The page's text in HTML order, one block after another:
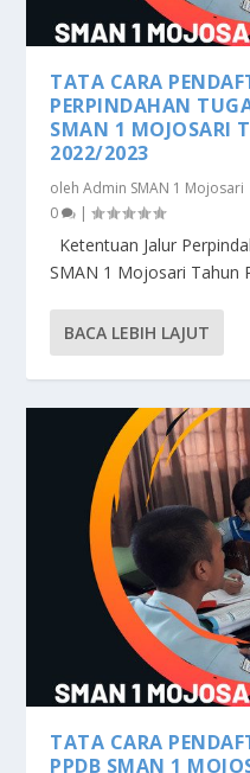
TATA CARA
PERPINDAHAN
SMAN 1 MOJOSARI
2022/2023
olehAdmin SMAN 1 Mojosari
0
|
Ketentuan Jalur
SMAN 1 Mojosari Tahun
BACA LEBIH LAJUT
TATA CARA
PPDB SMAN 1